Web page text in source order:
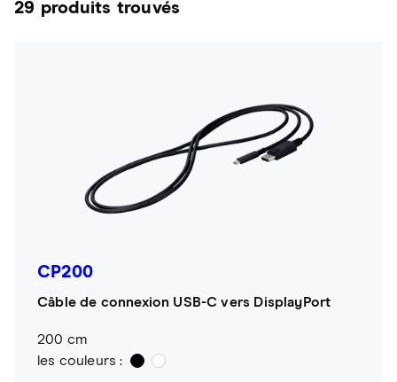
29 produits trouvés
CP200
Câble de connexion USB-C vers DisplayPort
200 cm
les couleurs :